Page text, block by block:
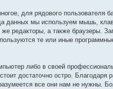
для рядового пользователя
мы используем мышь,
же редакторы, а также браузеры.
те или иные
либо в своей
достаточно остро.
все они нам не нужны.